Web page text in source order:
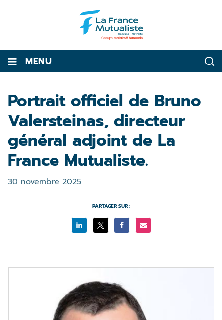
MENU
Portrait officiel de Bruno
Valersteinas, directeur
général adjoint de La
France Mutualiste.
30 novembre 2025
PARTAGER SUR :